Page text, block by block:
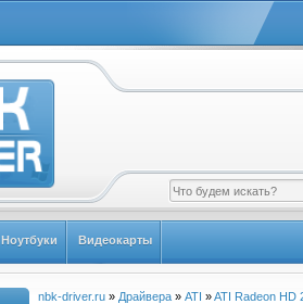
Ноутбуки Видеокарты
nbk-driver.ru » Драйвера » ATI »ATI Radeon HD